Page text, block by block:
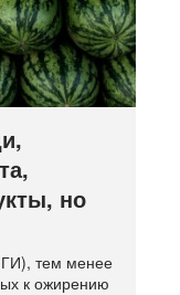
но
тем менее
к ожирению